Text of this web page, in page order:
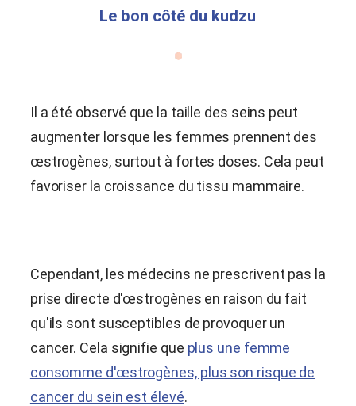
Le bon côté du kudzu
Il a été observé que la taille des seins peut
augmenter lorsque les femmes prennent des
œstrogènes, surtout à fortes doses. Cela peut
favoriser la croissance du tissu mammaire.
Cependant, les médecins ne prescrivent pas la
prise directe d'œstrogènes en raison du fait
qu'ils sont susceptibles de provoquer un
cancer. Cela signifie que plus une femme
consomme d'œstrogènes, plus son risque de
cancer du sein est élevé.